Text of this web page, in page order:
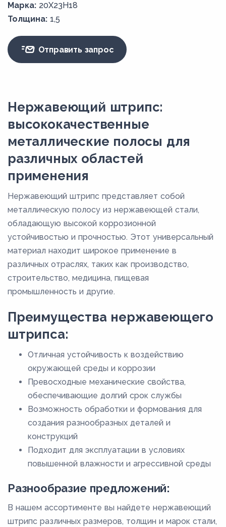
Марка: 20Х23Н18
Толщина: 1,5
Отправить запрос
Нержавеющий штрипс:
высококачественные
металлические полосы для
различных областей
применения
Нержавеющий штрипс представляет собой
металлическую полосу из нержавеющей стали,
обладающую высокой коррозионной
устойчивостью и прочностью. Этот универсальный
материал находит широкое применение в
различных отраслях, таких как производство,
строительство, медицина, пищевая
промышленность и другие.
Преимущества нержавеющего
штрипса:
Отличная устойчивость к воздействию
окружающей среды и коррозии
Превосходные механические свойства,
обеспечивающие долгий срок службы
Возможность обработки и формования для
создания разнообразных деталей и
конструкций
Подходит для эксплуатации в условиях
повышенной влажности и агрессивной среды
Разнообразие предложений:
В нашем ассортименте вы найдете нержавеющий
штрипс различных размеров, толщин и марок стали,